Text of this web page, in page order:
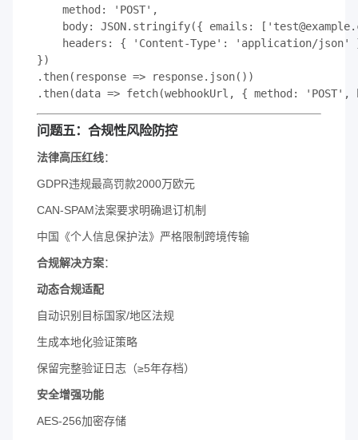
    method: 'POST',
body: JSON.stringify({ emails:
headers: { 'Content-Type': 'application/json'
})
.then(response => response.json())
.then(data => fetch(webhookUrl, { method:
​问题五：合规性风险防控​
​法律高压红线​​：
GDPR违规最高罚款2000万欧元
CAN-SPAM法案要求明确退订机制
中国《个人信息保护法》严格限制跨境传输
​合规解决方案​​：
​动态合规适配​
自动识别目标国家/地区法规
生成本地化验证策略
保留完整验证日志（≥5年存档）
​安全增强功能​
AES-256加密存储